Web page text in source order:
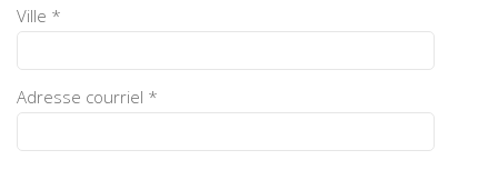
Ville *
Adresse courriel *